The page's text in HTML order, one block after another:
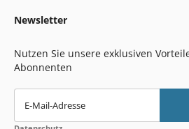
Newsletter
Nutzen Sie unsere exklusiven
Abonnenten
E-Mail-Adresse